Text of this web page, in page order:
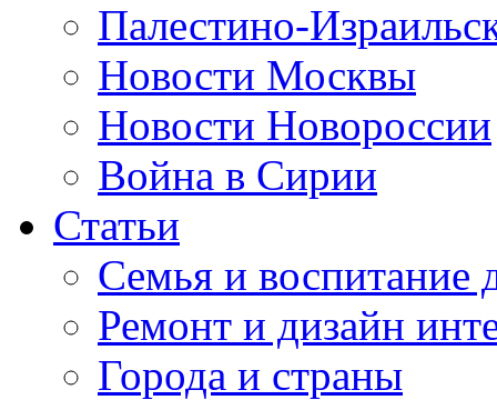
Палестино-
Новости Москвы
Новости Новороссии
Война в Сирии
Статьи
Семья и воспитание
Ремонт и дизайн
Города и страны